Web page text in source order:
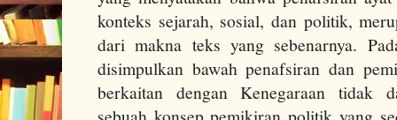
konteks sejarah, sosial, dan politik,
dari makna teks yang sebenarnya.
disimpulkan bawah penafsiran dan
berkaitan dengan Kenegaraan tidak